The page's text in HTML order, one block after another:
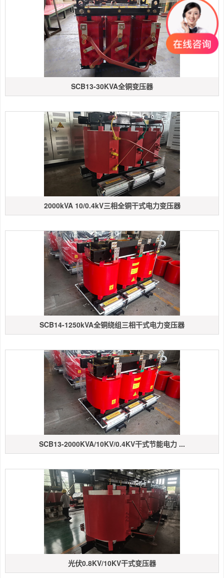
SCB13-30KVA全铜变压器
2000kVA 10/0.4kV三相全铜干式电力变压器
SCB14-1250kVA全铜绕组三相干式电力变压器
SCB13-2000KVA/10KV/0.4KV干式节能电力 ...
光伏0.8KV/10KV干式变压器